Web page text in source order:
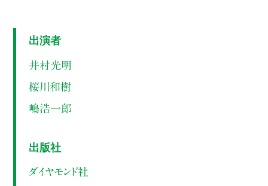
出演者
井村光明
桜川和樹
嶋浩一郎
出版社
ダイヤモンド社